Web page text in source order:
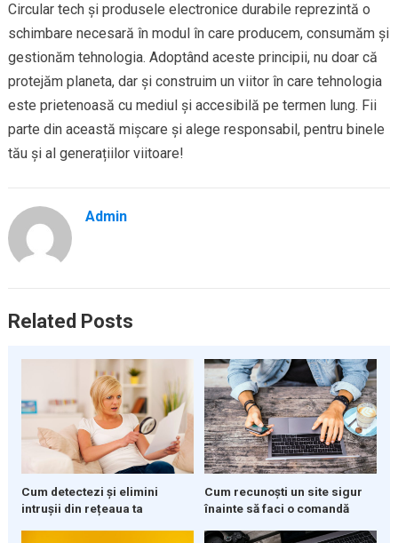
Circular tech și produsele electronice durabile reprezintă o
schimbare necesară în modul în care producem, consumăm și
gestionăm tehnologia. Adoptând aceste principii, nu doar că
protejăm planeta, dar și construim un viitor în care tehnologia
este prietenoasă cu mediul și accesibilă pe termen lung. Fii
parte din această mișcare și alege responsabil, pentru binele
tău și al generațiilor viitoare!
Admin
Related Posts
Cum detectezi și elimini
intrușii din rețeaua ta
Cum recunoști un site sigur
înainte să faci o comandă